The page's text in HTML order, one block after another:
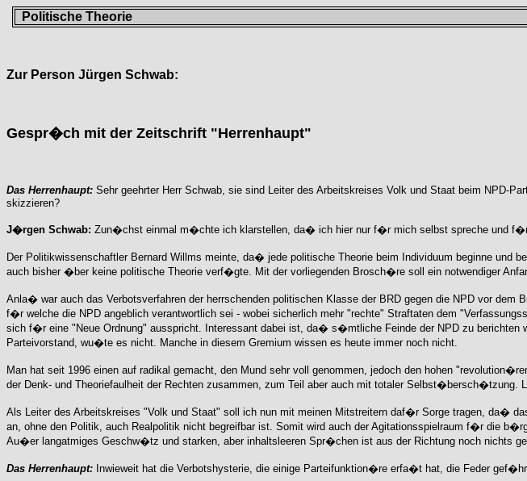
Politische Theorie
Zur Person Jürgen Schwab:
Gespr�ch mit der Zeitschrift "Herrenhaupt"
Das Herrenhaupt: Sehr geehrter Herr Schwab, sie sind Leiter des Arbeitskreises Volk und Staat beim NPD-
skizzieren?
J�rgen Schwab: Zun�chst einmal m�chte ich klarstellen, da� ich hier nur f�r mich selbst spreche und
Der Politikwissenschaftler Bernard Willms meinte, da� jede politische Theorie beim Individuum beginne und
auch bisher �ber keine politische Theorie verf�gte. Mit der vorliegenden Brosch�re soll ein notwendiger
Anla� war auch das Verbotsverfahren der herrschenden politischen Klasse der BRD gegen die NPD vor
f�r welche die NPD angeblich verantwortlich sei - wobei sicherlich mehr "rechte" Straftaten dem
sich f�r eine "Neue Ordnung" ausspricht. Interessant dabei ist, da� s�mtliche Feinde der NPD zu berichten
Parteivorstand, wu�te es nicht. Manche in diesem Gremium wissen es heute immer noch nicht.
Man hat seit 1996 einen auf radikal gemacht, den Mund sehr voll genommen, jedoch den hohen
der Denk- und Theoriefaulheit der Rechten zusammen, zum Teil aber auch mit totaler
Als Leiter des Arbeitskreises "Volk und Staat" soll ich nun mit meinen Mitstreitern daf�r Sorge tragen, da�
an, ohne den Politik, auch Realpolitik nicht begreifbar ist. Somit wird auch der Agitationsspielraum f�r die
Au�er langatmiges Geschw�tz und starken, aber inhaltsleeren Spr�chen ist aus der Richtung noch nichts
Das Herrenhaupt: Inwieweit hat die Verbotshysterie, die einige Parteifunktion�re erfa�t hat, die Feder